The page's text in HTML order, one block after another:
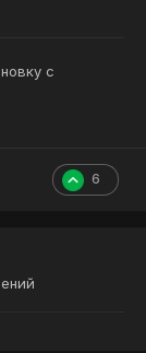
с
6